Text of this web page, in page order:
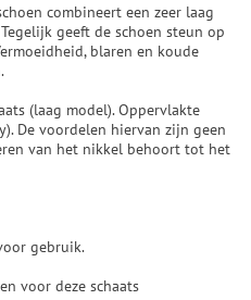
combineert een zeer laag
geeft de schoen steun op
blaren en koude
(laag model). Oppervlakte
De voordelen hiervan zijn geen
van het nikkel behoort tot het
gebruik.
voor deze schaats